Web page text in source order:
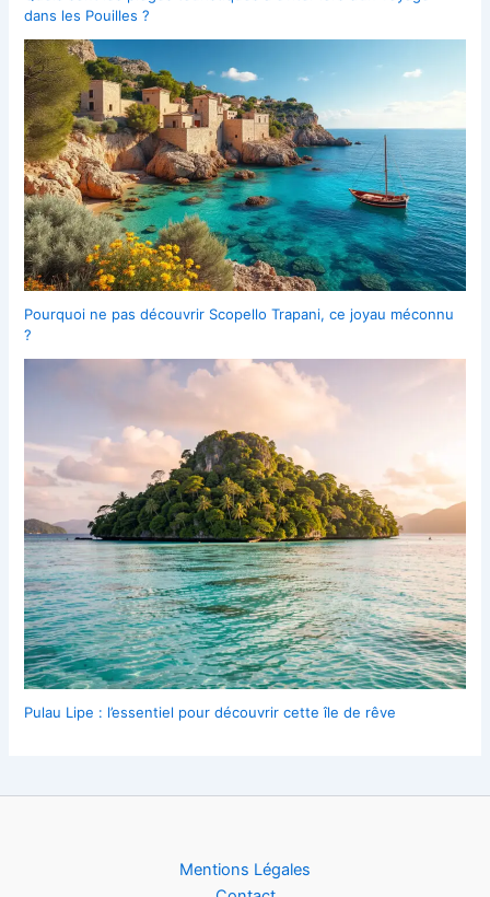
dans les Pouilles ?
Pourquoi ne pas découvrir Scopello Trapani, ce joyau méconnu
?
Pulau Lipe : l’essentiel pour découvrir cette île de rêve
Mentions Légales